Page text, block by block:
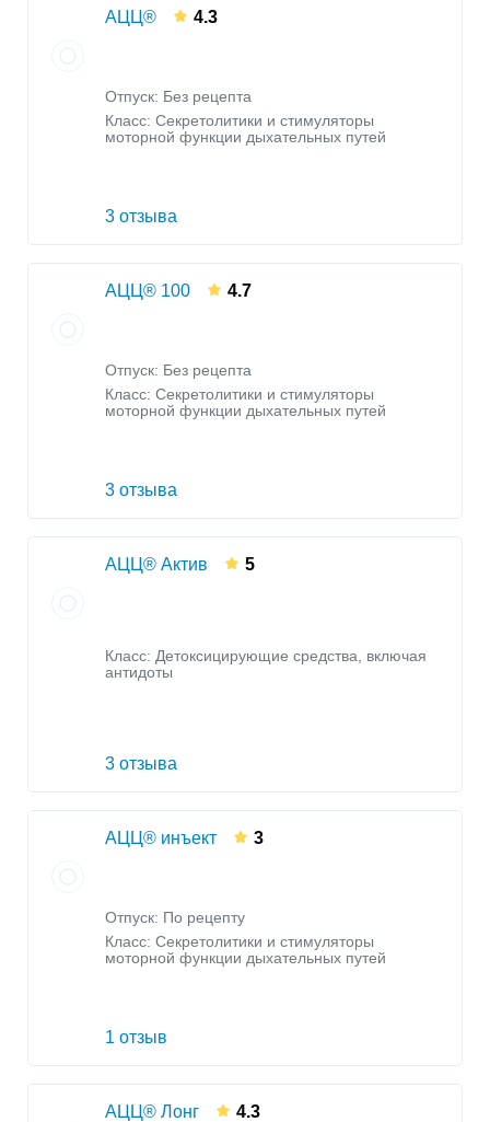
АЦЦ® 4.3
Отпуск: Без рецепта
Класс: Секретолитики и стимуляторы
моторной функции дыхательных путей
3 отзыва
АЦЦ® 100 4.7
Отпуск: Без рецепта
Класс: Секретолитики и стимуляторы
моторной функции дыхательных путей
3 отзыва
АЦЦ® Актив 5
Класс: Детоксицирующие средства, включая
антидоты
3 отзыва
АЦЦ® инъект 3
Отпуск: По рецепту
Класс: Секретолитики и стимуляторы
моторной функции дыхательных путей
1 отзыв
АЦЦ® Лонг 4.3